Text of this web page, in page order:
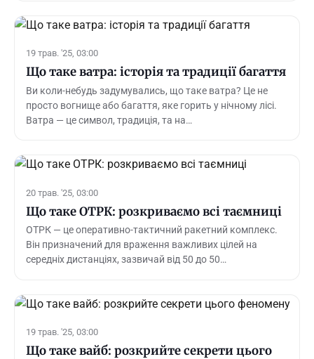
19 трав. '25, 03:00
Що таке ватра: історія та традиції багаття
Ви коли-небудь задумувались, що таке ватра? Це не
просто вогнище або багаття, яке горить у нічному лісі.
Ватра — це символ, традиція, та на…
20 трав. '25, 03:00
Що таке ОТРК: розкриваємо всі таємниці
ОТРК — це оперативно-тактичний ракетний комплекс.
Він призначений для враження важливих цілей на
середніх дистанціях, зазвичай від 50 до 50…
19 трав. '25, 03:00
Що таке вайб: розкрийте секрети цього